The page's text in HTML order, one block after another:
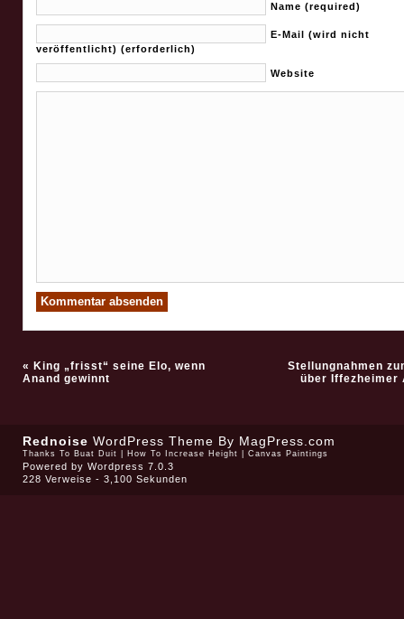
Name (required)
E-Mail (wird nicht
veröffentlicht) (erforderlich)
Website
« King „frisst“ seine Elo, wenn
Anand gewinnt
Stellungnahmen
über Iffezheimer
Rednoise WordPress Theme By MagPress.com
Thanks To Buat Duit How To Increase Height Canvas Paintings
Powered by Wordpress 7.0.3
228 Verweise - 3,100 Sekunden